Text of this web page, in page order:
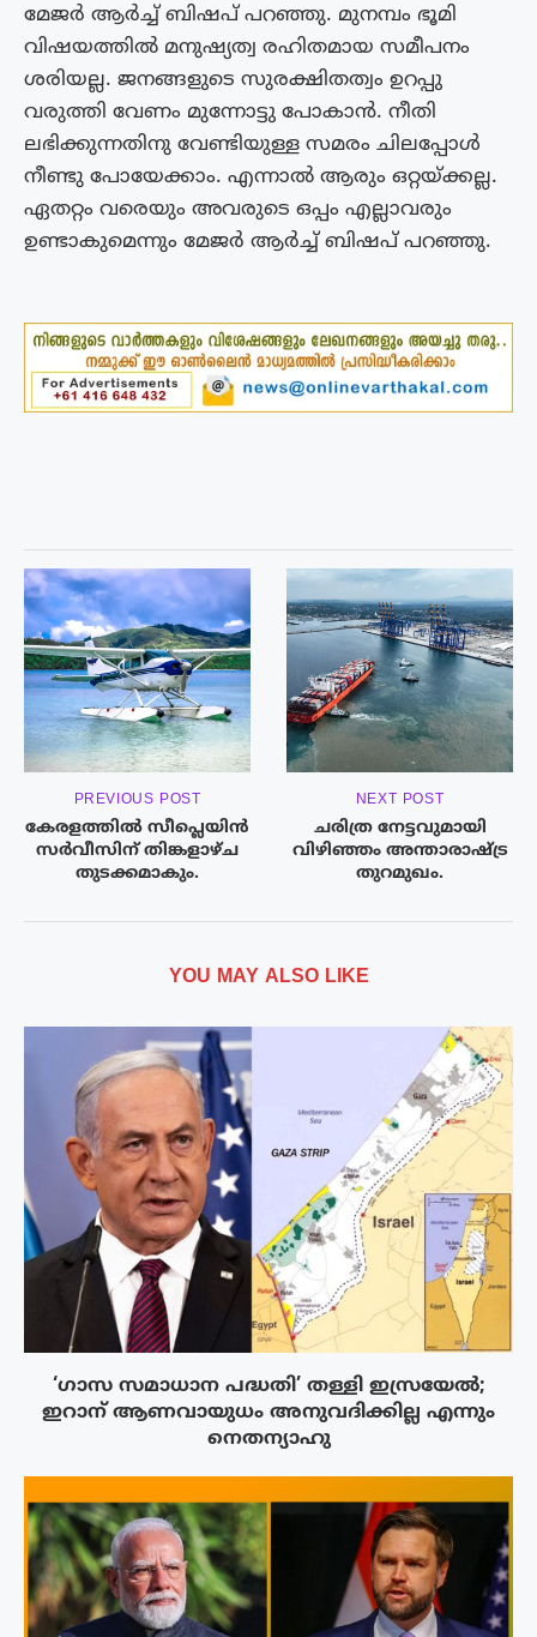
മേജർ ആർച്ച് ബിഷപ് പറഞ്ഞു. മുനമ്പം ഭൂമി
വിഷയത്തിൽ മനുഷ്യത്വ രഹിതമായ സമീപനം
ശരിയല്ല. ജനങ്ങളുടെ സുരക്ഷിതത്വം ഉറപ്പു
വരുത്തി വേണം മുന്നോട്ടു പോകാൻ. നീതി
ലഭിക്കുന്നതിനു വേണ്ടിയുള്ള സമരം ചിലപ്പോൾ
നീണ്ടു പോയേക്കാം. എന്നാൽ ആരും ഒറ്റയ്ക്കല്ല.
ഏതറ്റം വരെയും അവരുടെ ഒപ്പം എല്ലാവരും
ഉണ്ടാകുമെന്നും മേജർ ആർച്ച് ബിഷപ് പറഞ്ഞു.
PREVIOUS POST
കേരളത്തിൽ സീപ്ലെയിന്‍
സര്‍വീസിന് തിങ്കളാഴ്ച
തുടക്കമാകും.
NEXT POST
ചരിത്ര നേട്ടവുമായി
വിഴിഞ്ഞം അന്താരാഷ്ട്ര
തുറമുഖം.
YOU MAY ALSO LIKE
‘ഗാസ സമാധാന പദ്ധതി’ തള്ളി ഇസ്രയേൽ;
ഇറാന് ആണവായുധം അനുവദിക്കില്ല എന്നും
നെതന്യാഹു